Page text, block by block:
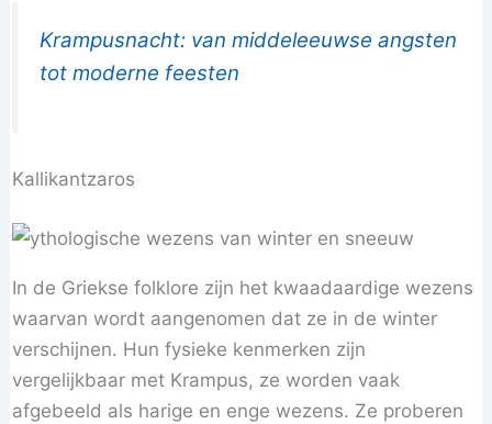
Krampusnacht: van middeleeuwse angsten
tot moderne feesten
Kallikantzaros
In de Griekse folklore zijn het kwaadaardige wezens
waarvan wordt aangenomen dat ze in de winter
verschijnen. Hun fysieke kenmerken zijn
vergelijkbaar met Krampus, ze worden vaak
afgebeeld als harige en enge wezens. Ze proberen